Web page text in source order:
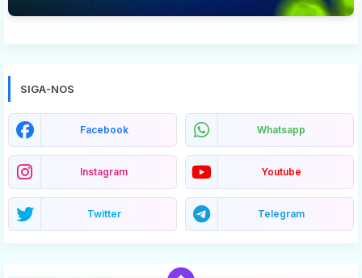
SIGA-NOS
Facebook Whatsapp
Instagram Youtube
Twitter Telegram